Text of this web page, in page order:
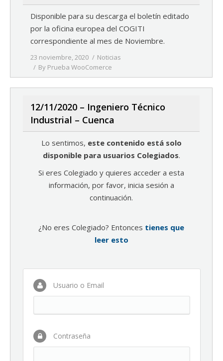
Disponible para su descarga el boletín editado
por la oficina europea del COGITI
correspondiente al mes de Noviembre.
23 noviembre, 2020
Noticias
By Prueba WooComerce
12/11/2020 – Ingeniero Técnico
Industrial – Cuenca
Lo sentimos, este contenido está solo
disponible para usuarios Colegiados.
Si eres Colegiado y quieres acceder a esta
información, por favor, inicia sesión a
continuación.
¿No eres Colegiado? Entonces tienes que
leer esto
Usuario o Email
Contraseña